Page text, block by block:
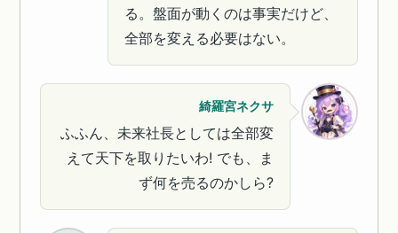
る。盤面が動くのは事実だけど、
全部を変える必要はない。
綺羅宮ネクサ
ふふん、未来社長としては全部変
えて天下を取りたいわ! でも、ま
ず何を売るのかしら?